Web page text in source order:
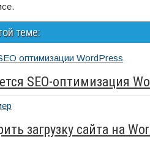
теме:
SEO-оптимизация
загрузку сайта на